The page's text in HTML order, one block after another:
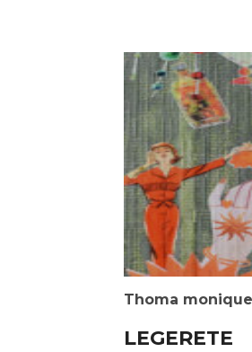
Thoma monique
LEGERETE